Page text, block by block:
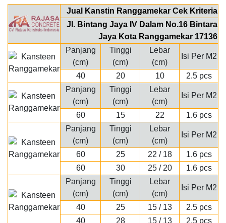
Jual Kanstin Ranggamekar Cek Kriteria
Jl. Bintang Jaya IV Dalam No.16 Bintara
Jaya Kota Ranggamekar 17136
Panjang
(cm)
Tinggi
(cm)
Lebar
(cm)
Isi Per M2
40 20 10
2.5 pcs
Panjang
(cm)
Tinggi
(cm)
Lebar
(cm)
Isi Per M2
60 15 22
1.6 pcs
Panjang
(cm)
Tinggi
(cm)
Lebar
(cm)
Isi Per M2
60 25 22 / 18
1.6 pcs
60
30 25 / 20
1.6 pcs
Panjang
(cm)
Tinggi
(cm)
Lebar
(cm)
Isi Per M2
40 25 15 / 13
2.5 pcs
40
28 15 / 13 2.5 pcs